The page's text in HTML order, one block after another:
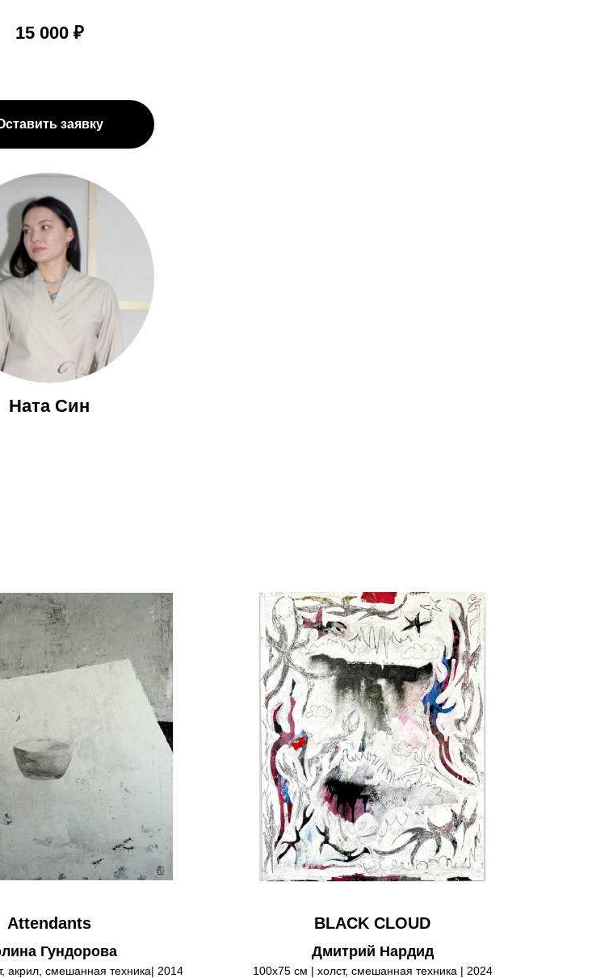
15 000 ₽
заявку
Ната Син
Attendants
Гундорова
акрил, смешанная техника| 2014
BLACK CLOUD
Дмитрий Нардид
100х75 см | холст, смешанная техника | 2024